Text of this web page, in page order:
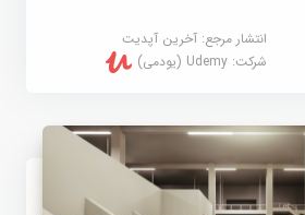
انتشار مرجع:آخرین آپدیت
شرکت:Udemy (یودمی)